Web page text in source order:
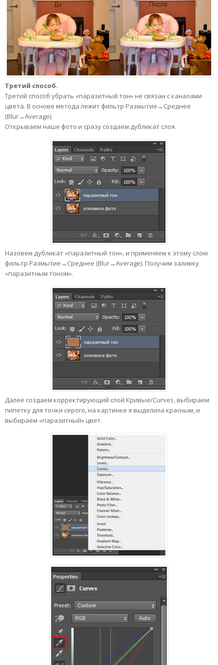
Третий способ.
Третий способ убрать «паразитный тон» не связан с каналами
цвета. В основе метода лежит фильтр Размытие→Среднее
(Blur→Average).
Открываем наше фото и сразу создаем дубликат слоя.
Назовем дубликат «паразитный тон», и применяем к этому слою
фильтр Размытие→Среднее (Blur→Average). Получим заливку
«паразитным тоном».
Далее создаем корректирующий слой Кривые/Curves, выбираем
пипетку для точки серого, на картинке я выделила красным, и
выбираем «паразитный» цвет.